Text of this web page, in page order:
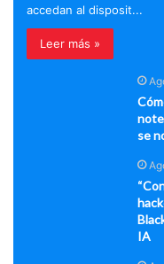
accedan al disposit...
Leer más »
se
IA